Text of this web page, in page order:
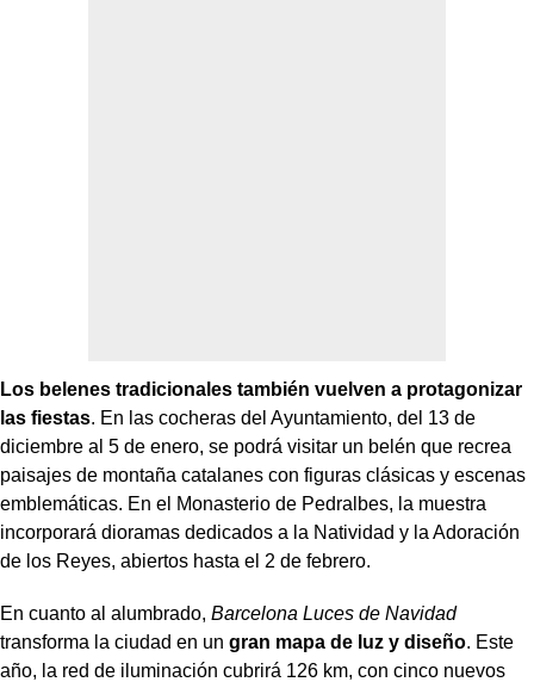
Los belenes tradicionales también vuelven a protagonizar
las fiestas. En las cocheras del Ayuntamiento, del 13 de
diciembre al 5 de enero, se podrá visitar un belén que recrea
paisajes de montaña catalanes con figuras clásicas y escenas
emblemáticas. En el Monasterio de Pedralbes, la muestra
incorporará dioramas dedicados a la Natividad y la Adoración
de los Reyes, abiertos hasta el 2 de febrero.
En cuanto al alumbrado, Barcelona Luces de Navidad
transforma la ciudad en un gran mapa de luz y diseño. Este
año, la red de iluminación cubrirá 126 km, con cinco nuevos